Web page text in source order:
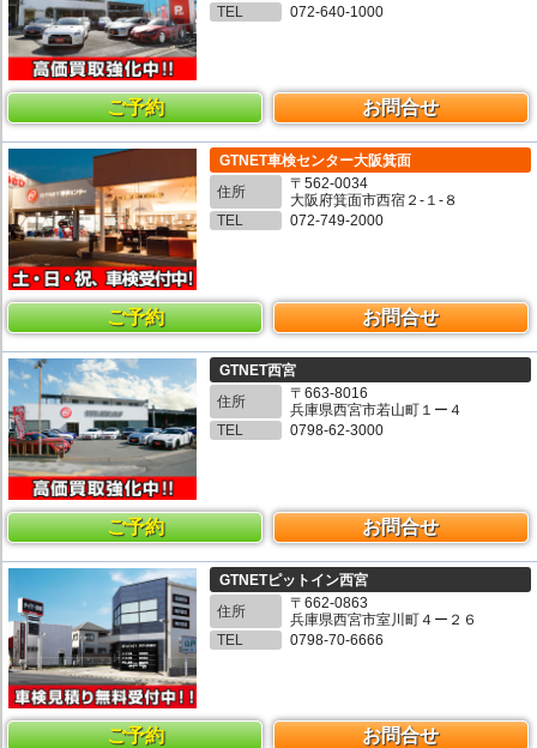
TEL
072-640-1000
ご予約 お問合せ
GTNET車検センター大阪箕面
住所
〒562-0034
大阪府箕面市西宿２-１-８
TEL
072-749-2000
ご予約 お問合せ
GTNET西宮
住所
〒663-8016
兵庫県西宮市若山町１ー４
TEL
0798-62-3000
ご予約 お問合せ
GTNETピットイン西宮
住所
〒662-0863
兵庫県西宮市室川町４ー２６
TEL
0798-70-6666
ご予約 お問合せ